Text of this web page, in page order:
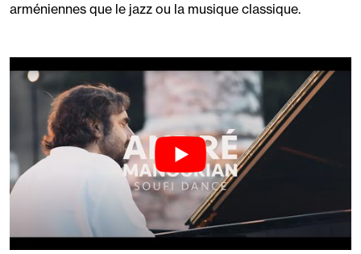
arméniennes que le jazz ou la musique classique.